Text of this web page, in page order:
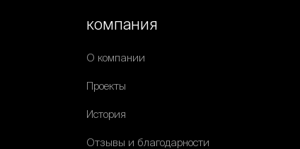
компания
О компании
Проекты
История
Отзывы и благодарности